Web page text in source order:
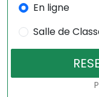
En ligne
Salle de